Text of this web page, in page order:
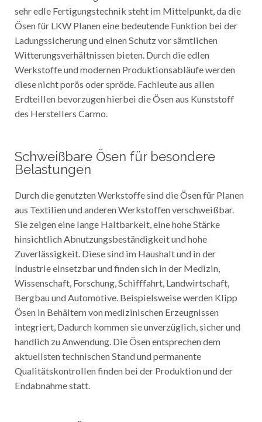
sehr edle Fertigungstechnik steht im Mittelpunkt, da die
Ösen für LKW Planen eine bedeutende Funktion bei der
Ladungssicherung und einen Schutz vor sämtlichen
Witterungsverhältnissen bieten. Durch die edlen
Werkstoffe und modernen Produktionsabläufe werden
diese nicht porös oder spröde. Fachleute aus allen
Erdteillen bevorzugen hierbei die Ösen aus Kunststoff
des Herstellers Carmo.
Schweißbare Ösen für besondere
Belastungen
Durch die genutzten Werkstoffe sind die Ösen für Planen
aus Textilien und anderen Werkstoffen verschweißbar.
Sie zeigen eine lange Haltbarkeit, eine hohe Stärke
hinsichtlich Abnutzungsbeständigkeit und hohe
Zuverlässigkeit. Diese sind im Haushalt und in der
Industrie einsetzbar und finden sich in der Medizin,
Wissenschaft, Forschung, Schifffahrt, Landwirtschaft,
Bergbau und Automotive. Beispielsweise werden Klipp
Ösen in Behältern von medizinischen Erzeugnissen
integriert, Dadurch kommen sie unverzüglich, sicher und
handlich zu Anwendung. Die Ösen entsprechen dem
aktuellsten technischen Stand und permanente
Qualitätskontrollen finden bei der Produktion und der
Endabnahme statt.